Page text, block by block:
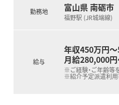
勤務地 富山県 南砺市
福野駅 (JR城端線)
給与
年収450万円
月給280,000
※ご経験・ご年齢等
※紹介予定派遣利